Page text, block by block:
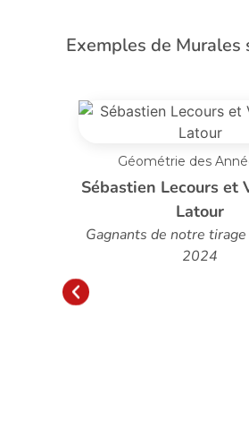
Exemples de Murales